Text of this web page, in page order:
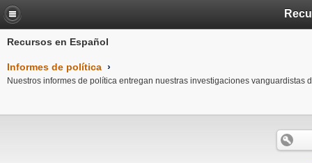
Recursos en Español
Informes de política ›
Nuestros informes de política entregan nuestras investigaciones vanguardistas